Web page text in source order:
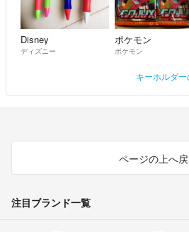
Disney
ディズニー
ポケモン
ポケモン
キーホルダ
ページの上へ
注目ブランド一覧